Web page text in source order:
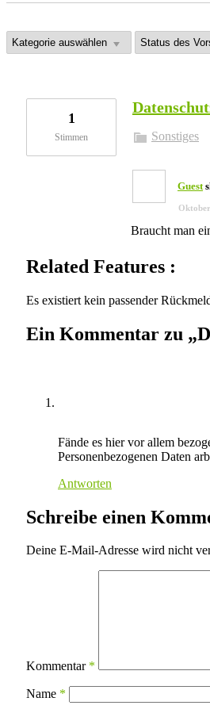
1
Stimmen Sonstiges
Guest
Braucht man
Related Features :
Es existiert kein passender
Ein Kommentar zu
Fände es hier vor allem
Personenbezogenen Daten
Antworten
Schreibe einen
Deine E-Mail-Adresse wird nicht
Kommentar *
Name *